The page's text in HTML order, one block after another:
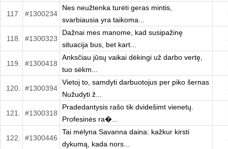
117. #1300234
Nes neužtenka turėti geras mintis,
svarbiausia yra taikoma...
118. #1300323
Dažnai mes manome, kad susipažinę
situacija bus, bet kart...
119. #1300418
Anksčiau jūsų vaikai dėkingi už darbo vertę,
tuo sėkm...
120. #1300394
Vietoj to, samdyti darbuotojus per piko šernas
Nužudyti ž...
121. #1300318
Pradedantysis rašo tik dvidešimt vienetų.
Profesinės ra�...
122. #1300446
Tai mėlyna Savanna daina: kažkur kirsti
dykumą, kada nors...